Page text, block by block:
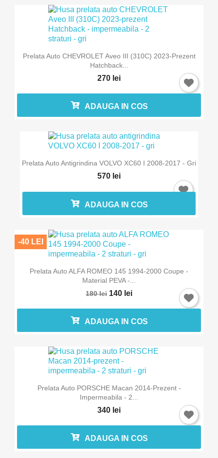
Prelata Auto CHEVROLET Aveo III (310C) 2023-Prezent
Hatchback...
270 lei
ADAUGA IN COS
Prelata Auto Antigrindina VOLVO XC60 I 2008-2017 - Gri
570 lei
ADAUGA IN COS
Prelata Auto ALFA ROMEO 145 1994-2000 Coupe -
Material PEVA -...
180 lei 140 lei
-40 LEI
ADAUGA IN COS
Prelata Auto PORSCHE Macan 2014-Prezent -
Impermeabila - 2...
340 lei
ADAUGA IN COS
Intra in cont
Trebuie sa fi logat in contul de client pentru a salva
produse in Lista de Favorite.
Anuleaza Intra in cont